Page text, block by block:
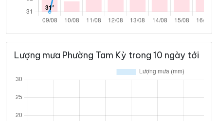
Lượng mưa Phường Tam Kỳ trong 10 ngày tới